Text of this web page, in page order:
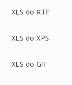
XLS do RTF
XLS do XPS
XLS do GIF